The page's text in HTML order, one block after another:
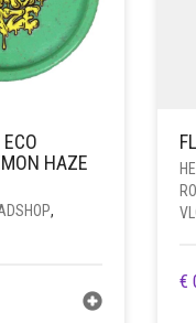
HAZE
,
€